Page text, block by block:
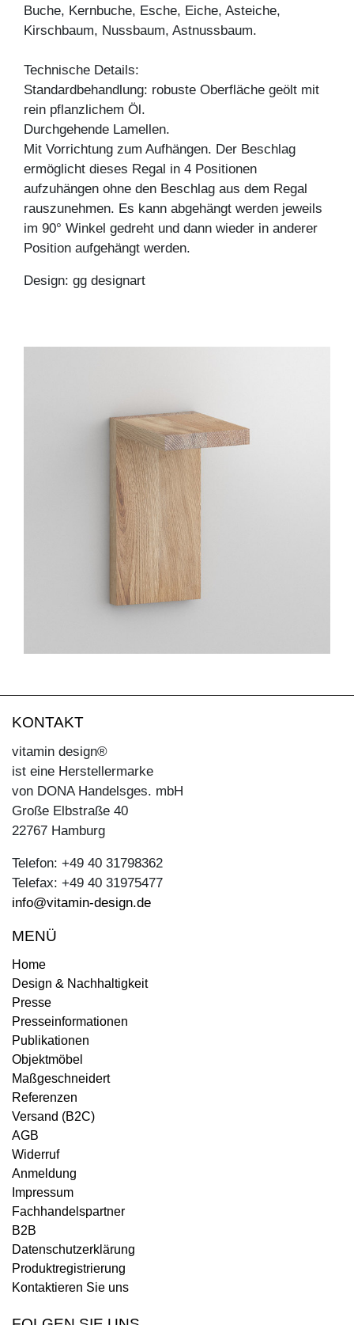
Buche, Kernbuche, Esche, Eiche, Asteiche,
Kirschbaum, Nussbaum, Astnussbaum.
Technische Details:
Standardbehandlung: robuste Oberfläche geölt mit
rein pflanzlichem Öl.
Durchgehende Lamellen.
Mit Vorrichtung zum Aufhängen. Der Beschlag
ermöglicht dieses Regal in 4 Positionen
aufzuhängen ohne den Beschlag aus dem Regal
rauszunehmen. Es kann abgehängt werden jeweils
im 90° Winkel gedreht und dann wieder in anderer
Position aufgehängt werden.
Design: gg designart
KONTAKT
vitamin design®
ist eine Herstellermarke
von DONA Handelsges. mbH
Große Elbstraße 40
22767 Hamburg
Telefon: +49 40 31798362
Telefax: +49 40 31975477
info@vitamin-design.de
MENÜ
Home
Design & Nachhaltigkeit
Presse
Presseinformationen
Publikationen
Objektmöbel
Maßgeschneidert
Referenzen
Versand (B2C)
AGB
Widerruf
Anmeldung
Impressum
Fachhandelspartner
B2B
Datenschutzerklärung
Produktregistrierung
Kontaktieren Sie uns